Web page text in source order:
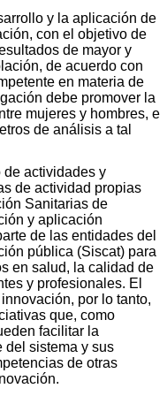
y la aplicación de
con el objetivo de
de mayor y
de acuerdo con
en materia de
debe promover la
mujeres y hombres, e
de análisis a tal
de actividades y
de actividad propias
Sanitarias de
y aplicación
de las entidades del
pública (Siscat) para
en salud, la calidad de
y profesionales. El
por lo tanto,
que, como
facilitar la
del sistema y sus
de otras